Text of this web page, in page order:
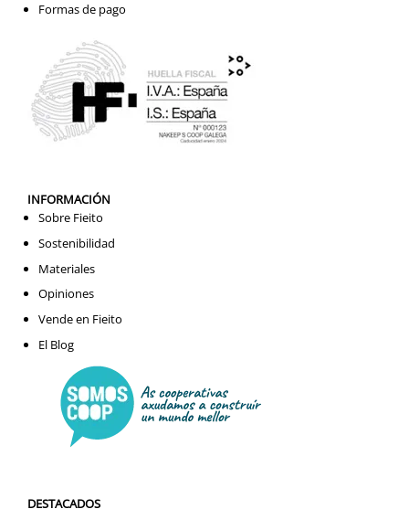
Formas de pago
INFORMACIÓN
Sobre Fieito
Sostenibilidad
Materiales
Opiniones
Vende en Fieito
El Blog
DESTACADOS